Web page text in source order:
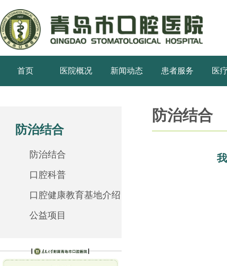
首页 医院概况 新闻动态 患者服务 医
防治结合
防治结合
口腔科普
口腔健康教育基地介绍
公益项目
防治结合